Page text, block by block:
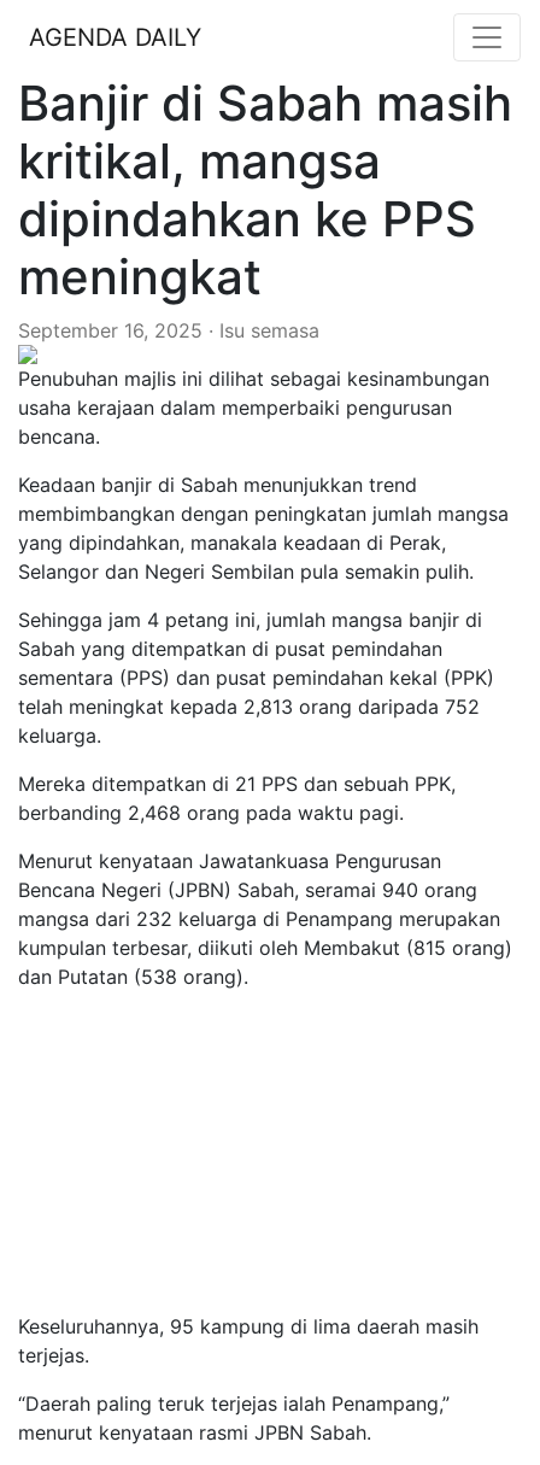
AGENDA DAILY
Banjir di Sabah masih
kritikal, mangsa
dipindahkan ke PPS
meningkat
September 16, 2025 · Isu semasa
Penubuhan majlis ini dilihat sebagai kesinambungan
usaha kerajaan dalam memperbaiki pengurusan
bencana.
Keadaan banjir di Sabah menunjukkan trend
membimbangkan dengan peningkatan jumlah mangsa
yang dipindahkan, manakala keadaan di Perak,
Selangor dan Negeri Sembilan pula semakin pulih.
Sehingga jam 4 petang ini, jumlah mangsa banjir di
Sabah yang ditempatkan di pusat pemindahan
sementara (PPS) dan pusat pemindahan kekal (PPK)
telah meningkat kepada 2,813 orang daripada 752
keluarga.
Mereka ditempatkan di 21 PPS dan sebuah PPK,
berbanding 2,468 orang pada waktu pagi.
Menurut kenyataan Jawatankuasa Pengurusan
Bencana Negeri (JPBN) Sabah, seramai 940 orang
mangsa dari 232 keluarga di Penampang merupakan
kumpulan terbesar, diikuti oleh Membakut (815 orang)
dan Putatan (538 orang).
Keseluruhannya, 95 kampung di lima daerah masih
terjejas.
“Daerah paling teruk terjejas ialah Penampang,”
menurut kenyataan rasmi JPBN Sabah.